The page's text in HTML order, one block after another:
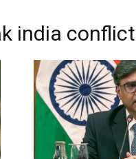
india conflict